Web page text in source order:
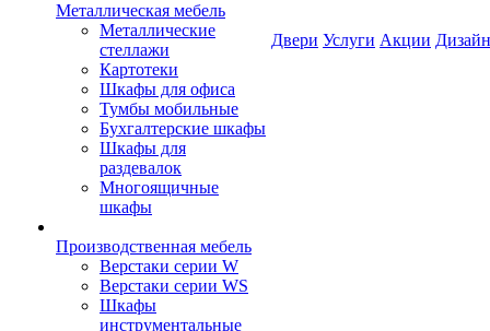
Металлическая мебель
Металлические
стеллажи
Картотеки
Шкафы для офиса
Тумбы мобильные
Бухгалтерские шкафы
Шкафы для
раздевалок
Многоящичные
шкафы
Производственная мебель
Верстаки серии W
Верстаки серии WS
Шкафы
инструментальные
Двери Услуги Акции